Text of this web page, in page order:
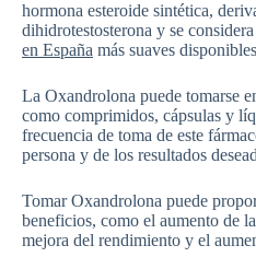
hormona esteroide sintética,
dihidrotestosterona y se
en España más suaves
La Oxandrolona puede tomarse
como comprimidos, cápsulas y
frecuencia de toma de este
persona y de los resultados
Tomar Oxandrolona puede
beneficios, como el aumento de
mejora del rendimiento y el